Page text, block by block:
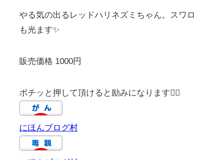
やる気の出るレッドハリネズミちゃん。スワロ
も光ます✨
販売価格 1000円
ポチッと押して頂けると励みになります🙇‍♀️
にほんブログ村